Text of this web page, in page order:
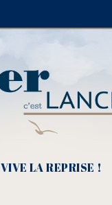
VIVE LA REPRISE !